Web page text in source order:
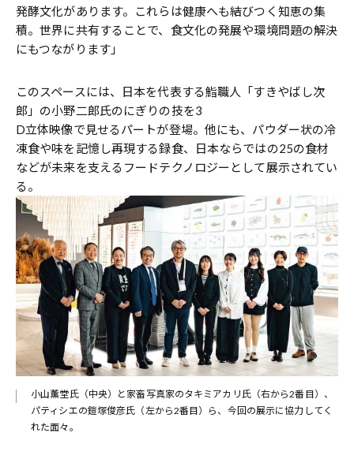
発酵文化があります。これらは健康へも結びつく知恵の集
積。世界に共有することで、食文化の発展や環境問題の解決
にもつながります」
このスペースには、日本を代表する鮨職人「すきやばし次
郎」の小野二郎氏のにぎりの技を3
D立体映像で見せるパートが登場。他にも、パウダー状の冷
凍食や味を記憶し再現する録食、日本ならではの25の食材
などが未来を支えるフードテクノロジーとして展示されてい
る。
小山薫堂氏（中央）と家畜写真家のタキミアカリ氏（右から2番目）、
パティシエの鎧塚俊彦氏（左から2番目）ら、今回の展示に協力してく
れた面々。